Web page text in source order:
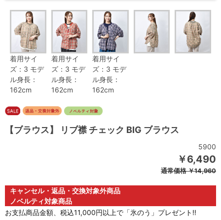
着用サイ
ズ：3 モデ
ル身長：
162cm
着用サイ
ズ：3 モデ
ル身長：
162cm
着用サイ
ズ：3 モデ
ル身長：
162cm
【ブラウス】 リブ襟 チェック BIG ブラウス
5900
￥6,490
通常価格￥14,960
キャンセル・返品・交換対象外商品
ノベルティ対象商品
お支払商品金額、税込11,000円以上で「氷のう」プレゼント!!